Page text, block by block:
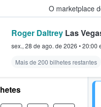
O marketplace
StubHub – onde os
Roger Daltrey Las
sex., 28 de ago. de 2026 •20:00
Mais de 200 bilhetes restantes